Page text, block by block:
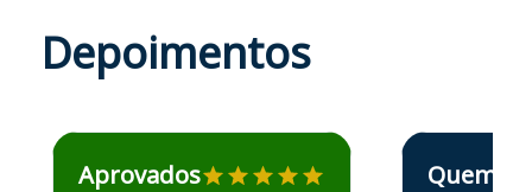
Depoimentos
Estudante José recomenda o Aprova Concursos em
Aprovados
Estudante Elais
Quem